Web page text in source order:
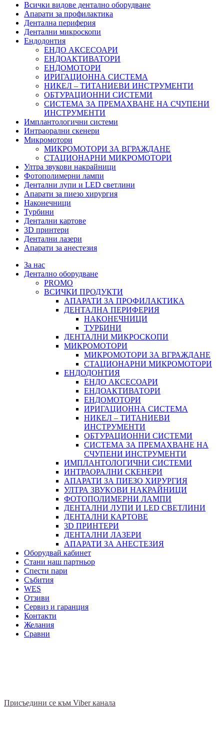
Всички видове дентално оборудване
Апарати за профилактика
Дентална периферия
Дентални микроскопи
Ендодонтия
ЕНДО АКСЕСОАРИ
ЕНДОАКТИВАТОРИ
ЕНДОМОТОРИ
ИРИГАЦИОННА СИСТЕМА
НИКЕЛ – ТИТАНИЕВИ ИНСТРУМЕНТИ
ОБТУРАЦИОННИ СИСТЕМИ
СИСТЕМА ЗА ПРЕМАХВАНЕ НА СЧУПЕНИ
ИНСТРУМЕНТИ
Имплантологични системи
Интраорални скенери
Микромотори
МИКРОМОТОРИ ЗА ВГРАЖДАНЕ
СТАЦИОНАРНИ МИКРОМОТОРИ
Ултра звукови накрайници
Фотополимерни лампи
Дентални лупи и LED светлини
Апарати за пиезо хирургия
Наконечници
Турбини
Дентални картове
3D принтери
Дентални лазери
Апарати за анестезия
За нас
Дентално оборудване
PROMO
ВСИЧКИ ПРОДУКТИ
АПАРАТИ ЗА ПРОФИЛАКТИКА
ДЕНТАЛНА ПЕРИФЕРИЯ
НАКОНЕЧНИЦИ
ТУРБИНИ
ДЕНТАЛНИ МИКРОСКОПИ
МИКРОМОТОРИ
МИКРОМОТОРИ ЗА ВГРАЖДАНЕ
СТАЦИОНАРНИ МИКРОМОТОРИ
ЕНДОДОНТИЯ
ЕНДО АКСЕСОАРИ
ЕНДОАКТИВАТОРИ
ЕНДОМОТОРИ
ИРИГАЦИОННА СИСТЕМА
НИКЕЛ – ТИТАНИЕВИ
ИНСТРУМЕНТИ
ОБТУРАЦИОННИ СИСТЕМИ
СИСТЕМА ЗА ПРЕМАХВАНЕ НА
СЧУПЕНИ ИНСТРУМЕНТИ
ИМПЛАНТОЛОГИЧНИ СИСТЕМИ
ИНТРАОРАЛНИ СКЕНЕРИ
АПАРАТИ ЗА ПИЕЗО ХИРУРГИЯ
УЛТРА ЗВУКОВИ НАКРАЙНИЦИ
ФОТОПОЛИМЕРНИ ЛАМПИ
ДЕНТАЛНИ ЛУПИ И LED СВЕТЛИНИ
ДЕНТАЛНИ КАРТОВЕ
3D ПРИНТЕРИ
ДЕНТАЛНИ ЛАЗЕРИ
АПАРАТИ ЗА АНЕСТЕЗИЯ
Оборудвай кабинет
Стани наш партньор
Спести пари
Събития
WES
Отзиви
Сервиз и гаранция
Контакти
Желания
Сравни
Присъедини се към Viber канала